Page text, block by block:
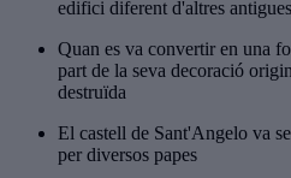
edifici diferent d'altres
Quan es va convertir en una
part de la seva decoració
destruïda
El castell de Sant'Angelo va
per diversos papes